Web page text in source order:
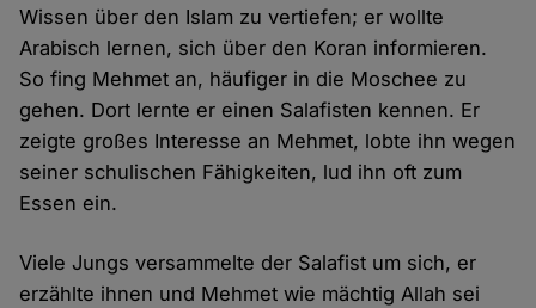
Wissen über den Islam zu vertiefen; er wollte
Arabisch lernen, sich über den Koran informieren.
So fing Mehmet an, häufiger in die Moschee zu
gehen. Dort lernte er einen Salafisten kennen. Er
zeigte großes Interesse an Mehmet, lobte ihn wegen
seiner schulischen Fähigkeiten, lud ihn oft zum
Essen ein.
Viele Jungs versammelte der Salafist um sich, er
erzählte ihnen und Mehmet wie mächtig Allah sei